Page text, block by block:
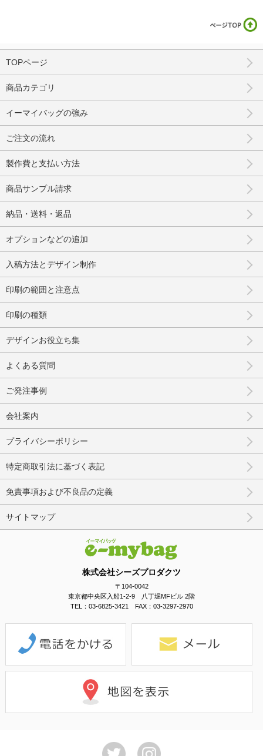
株式会社シーズプロダクツ
〒104-0042
東京都中央区入船1-2-9 八丁堀MFビル 2階
TEL：03-6825-3421 FAX：03-3297-2970
TOPページ
商品カテゴリ
イーマイバッグの強み
ご注文の流れ
製作費と支払い方法
商品サンプル請求
納品・送料・返品
オプションなどの追加
入稿方法とデザイン制作
印刷の範囲と注意点
印刷の種類
デザインお役立ち集
よくある質問
ご発注事例
会社案内
プライバシーポリシー
特定商取引法に基づく表記
免責事項および不良品の定義
サイトマップ